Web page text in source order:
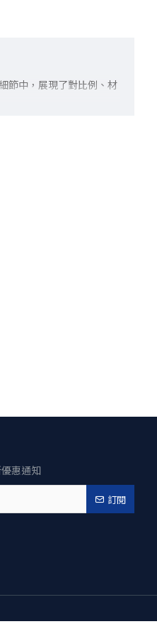
節中，展現了對比例、材
惠通知
訂閱